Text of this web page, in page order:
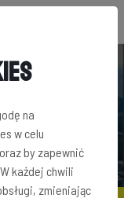
na
w celu
by zapewnić
każdej chwili
zmieniając